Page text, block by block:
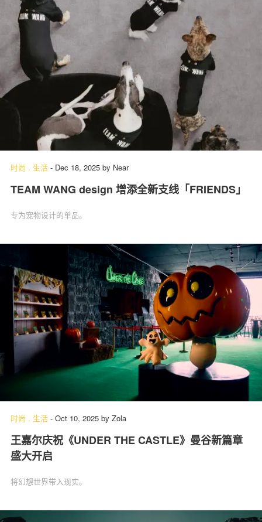
时尚 . 生活 - Dec 18, 2025 by Near
TEAM WANG design 增添全新支线「FRIENDS」
专为宠物设计的单品。
时尚 . 生活 - Oct 10, 2025 by Zola
王嘉尔庆祝《UNDER THE CASTLE》曼谷新篇章
盛大开启
将幻想世界带入现实。